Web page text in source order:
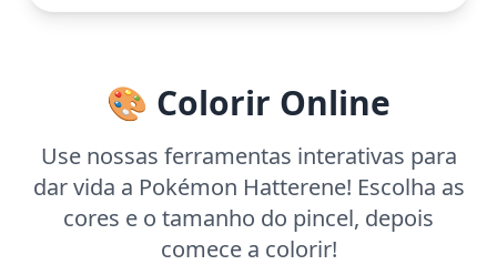
cor para preencher as áreas amplas e criar um
efeito encantador. Crianças mais novas vão adorar
experimentar diferentes combinações de cores.
🎨 Colorir Online
Use nossas ferramentas interativas para
dar vida a Pokémon Hatterene! Escolha as
cores e o tamanho do pincel, depois
comece a colorir!